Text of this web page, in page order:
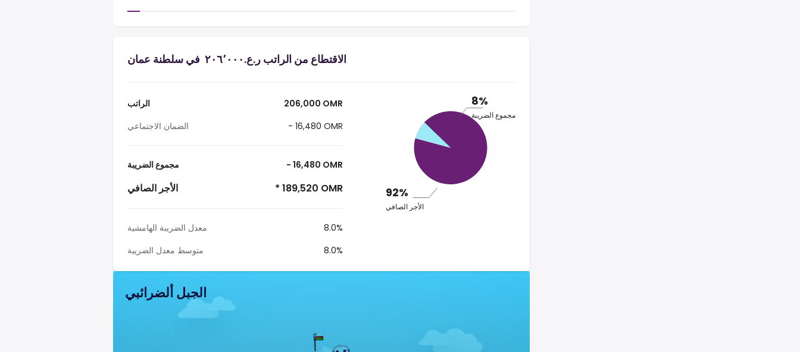
الاقتطاع من الراتب ر.ع.‏٢٠٦٬٠٠٠ ‏ في سلطنة عمان
الراتب
206,000 OMR
الضمان الاجتماعي
- 16,480 OMR
مجموع الضريبة - 16,480 OMR
الأجر الصافي * 189,520 OMR
معدل الضريبة الهامشية
8.0%
متوسط معدل الضريبة
8.0%
8%
مجموع الضريبة
92%
الأجر الصافي
الجبل ألضرائبي